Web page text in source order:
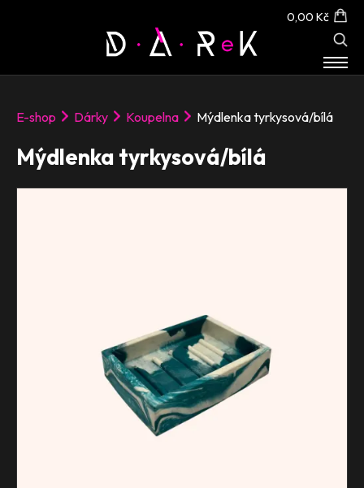
0,00 Kč
O NÁS
E-shop Dárky Koupelna Mýdlenka tyrkysová/bílá
Mýdlenka tyrkysová/bílá